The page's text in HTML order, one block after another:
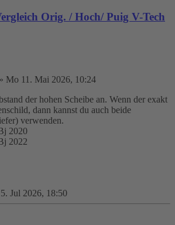
Orig. / Hoch/ Puig V-Tech
» Mo 11. Mai 2026, 10:24
der hohen Scheibe an. Wenn der exakt
dann kannst du auch beide
verwenden.
2020
2022
Jul 2026, 18:50